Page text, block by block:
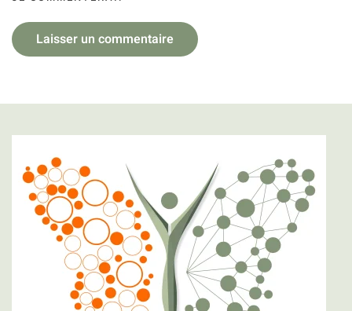
Laisser un commentaire